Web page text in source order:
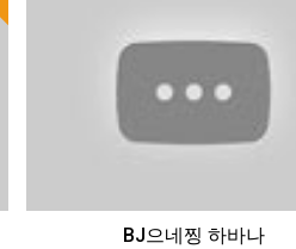
BJ으네찡 하바나